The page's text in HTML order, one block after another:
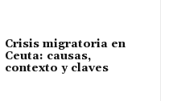
Crisis migratoria en
Ceuta: causas,
contexto y claves